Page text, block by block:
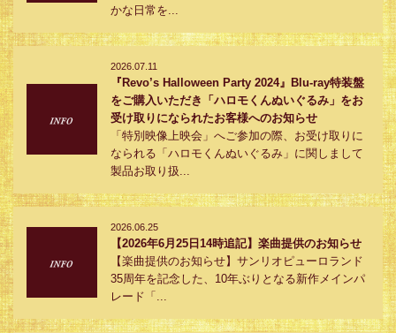
かな日常を...
2026.07.11
『Revo’s Halloween Party 2024』Blu-ray特装盤
をご購入いただき「ハロモくんぬいぐるみ」をお
受け取りになられたお客様へのお知らせ
「特別映像上映会」へご参加の際、お受け取りに
なられる「ハロモくんぬいぐるみ」に関しまして
製品お取り扱...
2026.06.25
【2026年6月25日14時追記】楽曲提供のお知らせ
【楽曲提供のお知らせ】サンリオピューロランド
35周年を記念した、10年ぶりとなる新作メインパ
レード「...